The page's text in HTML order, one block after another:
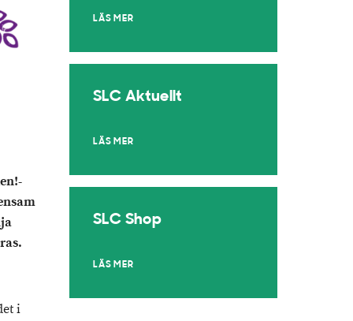
i
LÄS MER
SLC Aktuellt
LÄS MER
SLC Shop
LÄS MER